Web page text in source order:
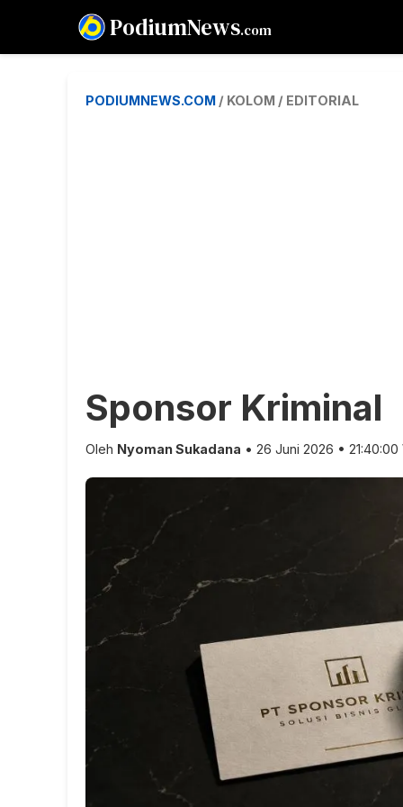
PodiumNews.com
PODIUMNEWS.COM / KOLOM / EDITORIAL
Sponsor Kriminal
Oleh Nyoman Sukadana • 26 Juni 2026 • 21:40:00